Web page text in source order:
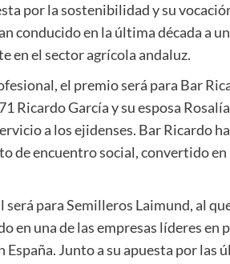
por la sostenibilidad y su
conducido en la última década a
en el sector agrícola andaluz.
el premio será para Bar
Ricardo García y su esposa
a los ejidenses. Bar Ricardo
de encuentro social, convertido
para Semilleros Laimund, al
en una de las empresas líderes en
Junto a su apuesta por las